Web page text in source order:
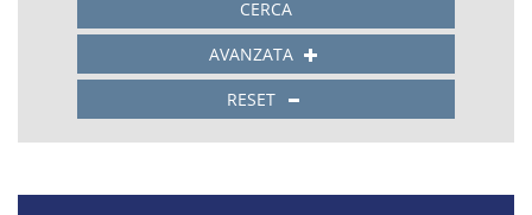
CERCA
AVANZATA
RESET